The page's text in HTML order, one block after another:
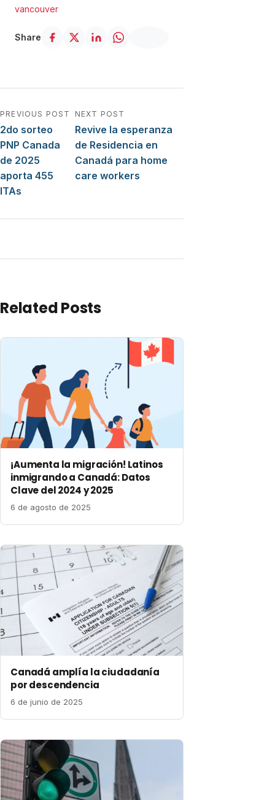
vancouver
Share
Navegación de entradas
PREVIOUS POST
2do sorteo
PNP Canada
de 2025
aporta 455
ITAs
NEXT POST
Revive la esperanza
de Residencia en
Canadá para home
care workers
Related Posts
¡Aumenta la migración! Latinos
inmigrando a Canadá: Datos
Clave del 2024 y 2025
6 de agosto de 2025
Canadá amplía la ciudadanía
por descendencia
6 de junio de 2025